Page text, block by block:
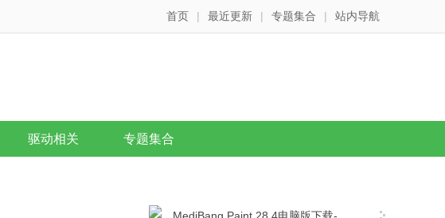
首页 | 最近更新 | 专题集合 | 站内导航
驱动相关 专题集合